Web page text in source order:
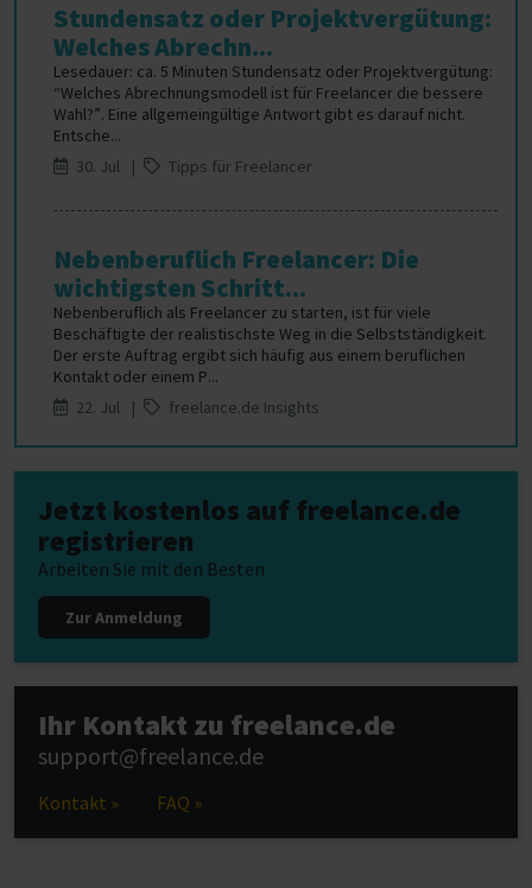
Stundensatz oder Projektvergütung:
Welches Abrechn...
Lesedauer: ca. 5 Minuten Stundensatz oder Projektvergütung:
“Welches Abrechnungsmodell ist für Freelancer die bessere
Wahl?”. Eine allgemeingültige Antwort gibt es darauf nicht.
Entsche...
30. Jul |
Tipps für Freelancer
Nebenberuflich Freelancer: Die
wichtigsten Schritt...
Nebenberuflich als Freelancer zu starten, ist für viele
Beschäftigte der realistischste Weg in die Selbstständigkeit.
Der erste Auftrag ergibt sich häufig aus einem beruflichen
Kontakt oder einem P...
22. Jul |
freelance.de Insights
Jetzt kostenlos auf freelance.de
registrieren
Arbeiten Sie mit den Besten
Zur Anmeldung
Ihr Kontakt zu freelance.de
support@freelance.de
Kontakt » FAQ »